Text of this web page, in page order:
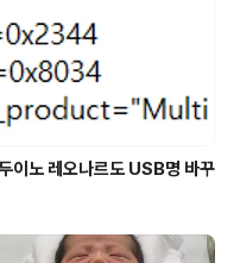
고 갔다
좀 하면 바
이노 레오나르도 USB명 바꾸